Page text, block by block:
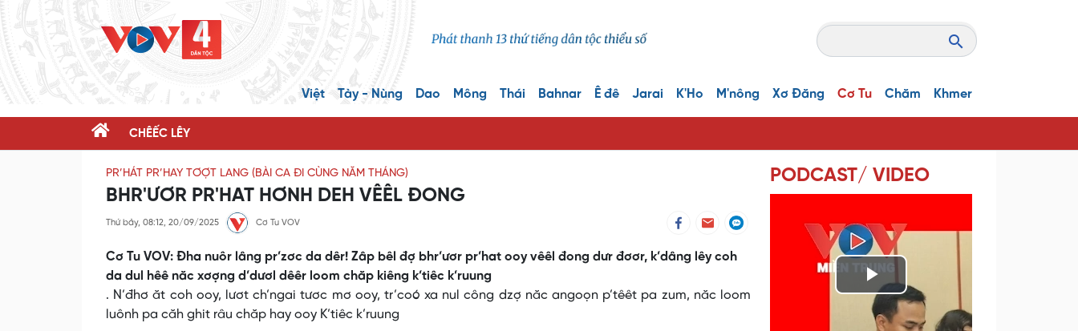
Việt Tày - Nùng Dao Mông Thái Bahnar Ê đê Jarai K'Ho M'nông Xơ Đăng Cơ Tu Chăm Khmer
CHÊẾC LÊY
PR’HÁT PR’HAY TƠỢT LANG (BÀI CA ĐI CÙNG NĂM THÁNG)
BHR'ƯƠR PR'HAT HƠNH DEH VÊÊL ĐONG
Thứ bảy, 08:12, 20/09/2025 Cơ Tu VOV
Cơ Tu VOV: Đha nuôr lâng pr’zơc da dêr! Zâp bêl đợ bhr’ươr pr’hat ooy vêêl đong dưr đơơr, k’dâng lêy coh
da dul hêê năc xơợng d’dươl dêêr loom chăp kiêng k’tiêc k’ruung
. N’đhơ ăt coh ooy, lươt ch’ngai tươc mơ ooy, tr’coó xa nul công dzợ năc angoọn p’têêt pa zum, năc loom
luônh pa căh ghit râu chăp hay ooy K’tiêc k’ruung
PODCAST/ VIDEO
P